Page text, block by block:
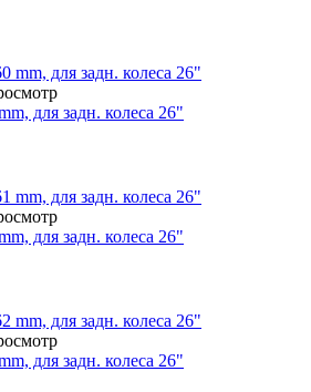
для задн. колеса 26"
для задн. колеса 26"
для задн. колеса 26"